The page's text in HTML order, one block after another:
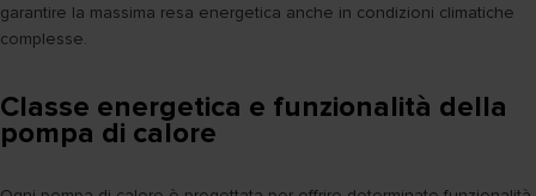
garantire la massima resa energetica anche in condizioni climatiche
complesse.
Classe energetica e funzionalità della
pompa di calore